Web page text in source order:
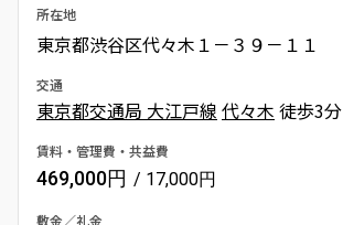
所在地
東京都渋谷区代々木１－３９－１１
交通
東京都交通局 大江戸線 代々木 徒歩3分
賃料・管理費・共益費
469,000円 / 17,000円
敷金／礼金